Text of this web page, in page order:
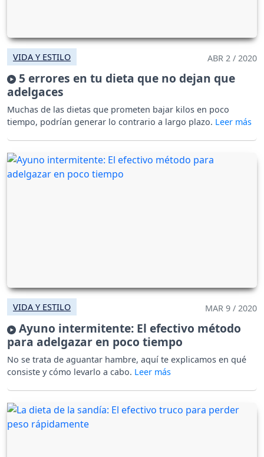
VIDA Y ESTILO ABR 2 / 2020
5 errores en tu dieta que no dejan que
adelgaces
Muchas de las dietas que prometen bajar kilos en poco
tiempo, podrían generar lo contrario a largo plazo.
VIDA Y ESTILO MAR 9 / 2020
Ayuno intermitente: El efectivo método
para adelgazar en poco tiempo
No se trata de aguantar hambre, aquí te explicamos en qué
consiste y cómo levarlo a cabo.